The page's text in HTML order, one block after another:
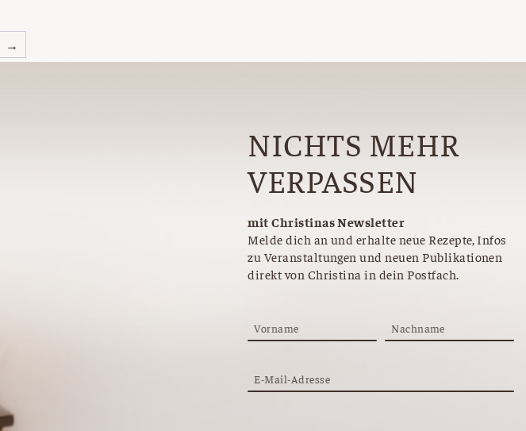
→
NICHTS MEHR
VERPASSEN
mit Christinas Newsletter
Melde dich an und erhalte neue Rezepte, Infos
zu Veranstaltungen und neuen Publikationen
direkt von Christina in dein Postfach.
Vorname Nachname
E-Mail-Adresse